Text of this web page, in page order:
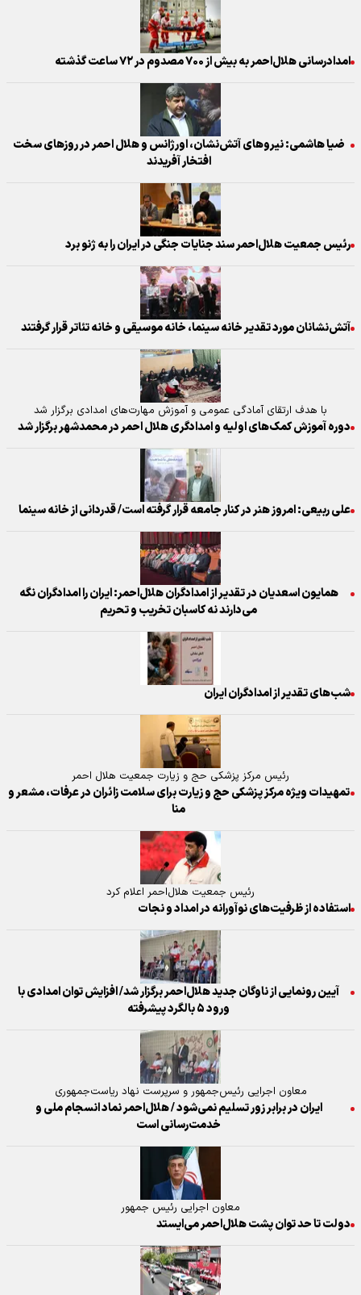
امدادرسانی هلال‌احمر به بیش از ۷۰۰ مصدوم در ۷۲ ساعت گذشته
ضیا هاشمی: نیرو‌های آتش‌نشان، اورژانس و هلال احمر در روز‌های سخت
افتخار آفریدند
رئیس جمعیت هلال‌احمر سند جنایات جنگی در ایران را به ژنو برد
آتش‌نشانان مورد تقدیر خانه سینما، خانه موسیقی و خانه تئاتر قرار گرفتند
با هدف ارتقای آمادگی عمومی و آموزش مهارت‌های امدادی برگزار شد
دوره آموزش کمک‌های اولیه و امدادگری هلال احمر در محمدشهر برگزار شد
علی ربیعی: امروز هنر در کنار جامعه قرار گرفته است/ قدردانی از خانه سینما
همایون اسعدیان در تقدیر از امدادگران هلال‌احمر: ایران را امدادگران نگه
می‌دارند نه کاسبان تخریب و تحریم
شب‌های تقدیر از امدادگران ایران
رئیس مرکز پزشکی حج و زیارت جمعیت هلال احمر
تمهیدات ویژه مرکز پزشکی حج و زیارت برای سلامت زائران در عرفات، مشعر و
منا
رئیس جمعیت هلال‌احمر اعلام کرد
استفاده از ظرفیت‌های نوآورانه در امداد و نجات
آیین رونمایی از ناوگان جدید هلال‌احمر برگزار شد/ افزایش توان امدادی با
ورود ۵ بالگرد پیشرفته
معاون اجرایی رئیس‌جمهور و سرپرست نهاد ریاست‌جمهوری
ایران در برابر زور تسلیم نمی‌شود / هلال‌احمر نماد انسجام ملی و
خدمت‌رسانی است
معاون اجرایی رئیس جمهور
دولت تا حد توان پشت هلال‌احمر می‌ایستد